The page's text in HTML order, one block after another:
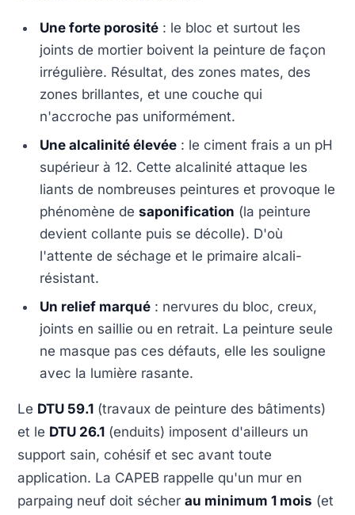
Une forte porosité : le bloc et surtout les
joints de mortier boivent la peinture de façon
irrégulière. Résultat, des zones mates, des
zones brillantes, et une couche qui
n'accroche pas uniformément.
Une alcalinité élevée : le ciment frais a un pH
supérieur à 12. Cette alcalinité attaque les
liants de nombreuses peintures et provoque le
phénomène desaponification (la peinture
devient collante puis se décolle). D'où
l'attente de séchage et le primaire alcali-
résistant.
Un relief marqué : nervures du bloc, creux,
joints en saillie ou en retrait. La peinture seule
ne masque pas ces défauts, elle les souligne
avec la lumière rasante.
Le DTU 59.1 (travaux de peinture des bâtiments)
et le DTU 26.1 (enduits) imposent d'ailleurs un
support sain, cohésif et sec avant toute
application. La CAPEB rappelle qu'un mur en
parpaing neuf doit sécher au minimum 1 mois (et